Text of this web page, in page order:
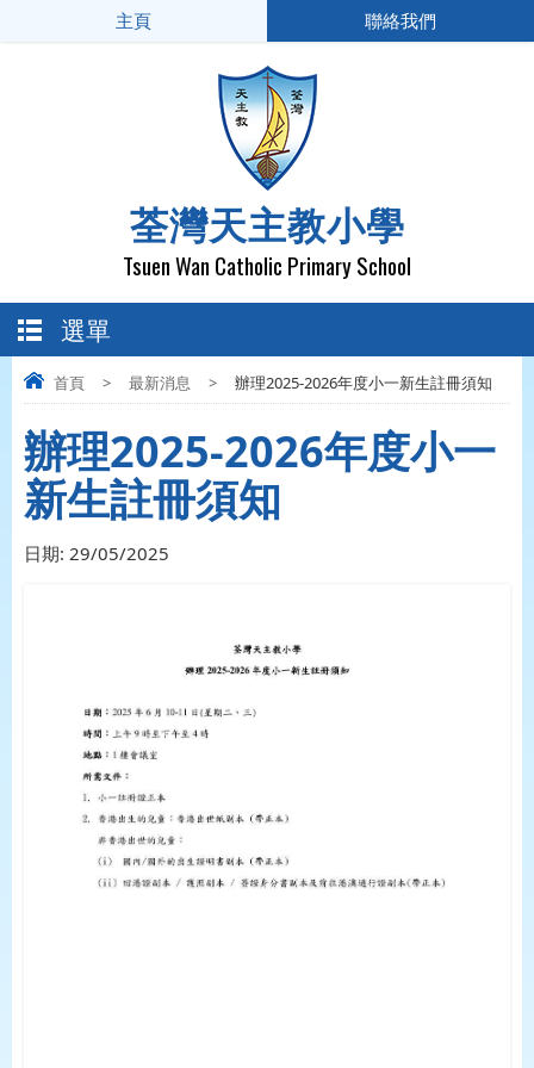
荃灣天主教小學
Tsuen Wan Catholic Primary School
主頁 聯絡我們
選單
首頁 > 最新消息 > 辦理2025-2026年度小一新生註冊須知
辦理2025-2026年度小一
新生註冊須知
日期: 29/05/2025